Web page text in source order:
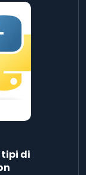
di